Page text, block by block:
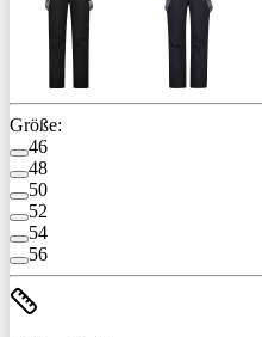
Größe:
46
48
50
52
54
56